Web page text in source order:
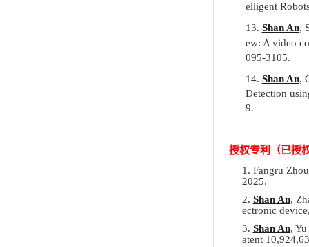
elligent
13. Shan An,
ew: A video
095-3105.
14. Shan An,
Detection
9.
授权专利
（已授
1. Fangru Zhou
2025.
2. Shan An,
ectronic
3. Shan An,
atent